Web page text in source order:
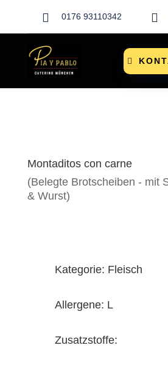
 0176 93110342 
Montaditos con carne
(Belegte Brotscheiben - mit
& Wurst)
Kategorie: Fleisch
Allergene: L
Zusatzstoffe: